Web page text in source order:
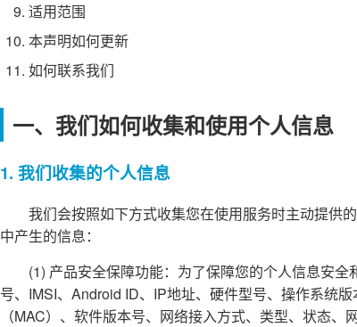
适用范围
本声明如何更新
如何联系我们
一、我们如何收集和使用个人信息
1. 我们收集的个人信息
我们会按照如下方式收集您在使用服务时主动提供
中产生的信息：
(1) 产品安全保障功能：为了保障您的个人信息安
号、IMSI、Android ID、IP地址、硬件型号、操作系统
（MAC）、软件版本号、网络接入方式、类型、状态